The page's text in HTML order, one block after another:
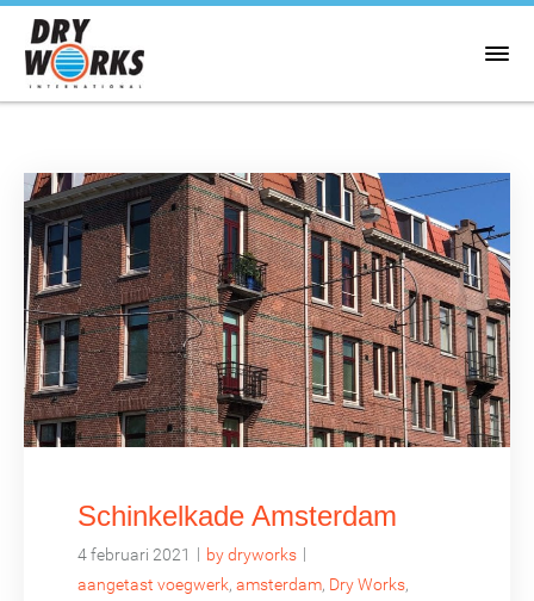
Schinkelkade Amsterdam
4 februari 2021 | by dryworks |
aangetast voegwerk, amsterdam, Dry Works,